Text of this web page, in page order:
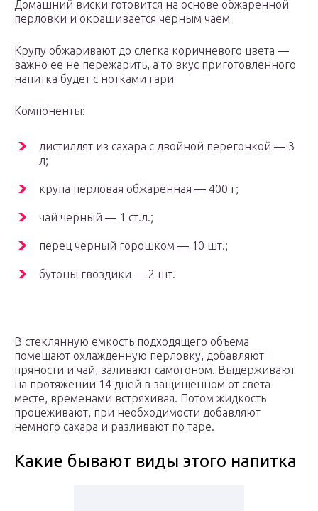
Домашний виски готовится на основе обжаренной
перловки и окрашивается черным чаем
Крупу обжаривают до слегка коричневого цвета —
важно ее не пережарить, а то вкус приготовленного
напитка будет с нотками гари
Компоненты:
дистиллят из сахара с двойной перегонкой — 3
л;
крупа перловая обжаренная — 400 г;
чай черный — 1 ст.л.;
перец черный горошком — 10 шт.;
бутоны гвоздики — 2 шт.
В стеклянную емкость подходящего объема
помещают охлажденную перловку, добавляют
пряности и чай, заливают самогоном. Выдерживают
на протяжении 14 дней в защищенном от света
месте, временами встряхивая. Потом жидкость
процеживают, при необходимости добавляют
немного сахара и разливают по таре.
Какие бывают виды этого напитка